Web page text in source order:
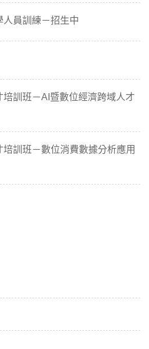
人員訓練－招生中
訓班－AI暨數位經濟跨域人才
訓班－數位消費數據分析應用